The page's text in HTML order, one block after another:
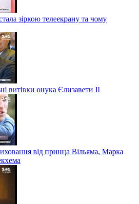
зіркою телеекрану та чому
витівки онука Єлизавети II
від принца Вільяма, Марка